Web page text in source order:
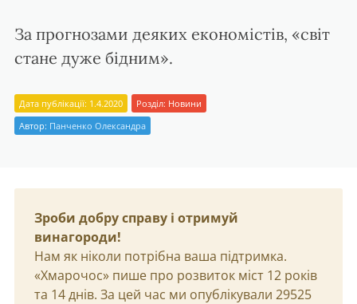
За прогнозами деяких економістів, «світ
стане дуже бідним».
Дата публікації: 1.4.2020 Розділ: Новини
Автор: Панченко Олександра
Зроби добру справу і отримуй
винагороди!
Нам як ніколи потрібна ваша підтримка.
«Хмарочос» пише про розвиток міст 12 років
та 14 днів. За цей час ми опублікували 29525